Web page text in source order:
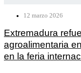
12 marzo 2026
Extremadura
agroalimentaria
en la feria